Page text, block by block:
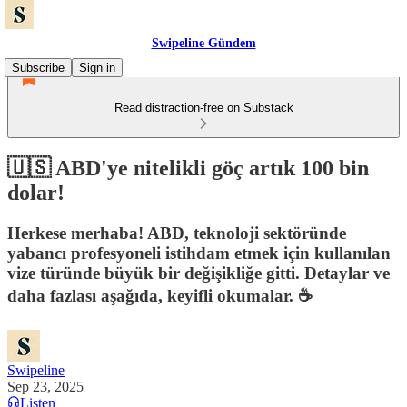
Swipeline Gündem
Subscribe
Sign in
Read distraction-free on Substack
🇺🇸 ABD'ye nitelikli göç artık 100 bin
dolar!
Herkese merhaba! ABD, teknoloji sektöründe
yabancı profesyoneli istihdam etmek için kullanılan
vize türünde büyük bir değişikliğe gitti. Detaylar ve
daha fazlası aşağıda, keyifli okumalar. ☕️
Swipeline
Sep 23, 2025
Listen